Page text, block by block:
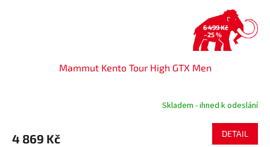
6 499 Kč
–25 %
Mammut Kento Tour High GTX Men
Skladem - ihned k odeslání
4 869 Kč DETAIL